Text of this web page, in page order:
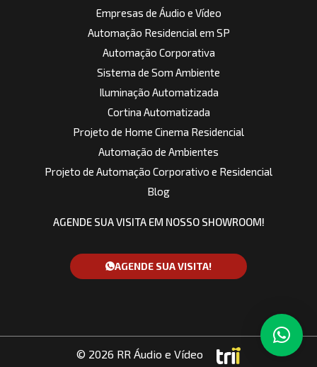
Empresas de Áudio e Vídeo
Automação Residencial em SP
Automação Corporativa
Sistema de Som Ambiente
Iluminação Automatizada
Cortina Automatizada
Projeto de Home Cinema Residencial
Automação de Ambientes
Projeto de Automação Corporativo e Residencial
Blog
AGENDE SUA VISITA EM NOSSO SHOWROOM!
AGENDE SUA VISITA!
© 2026 RR Áudio e Vídeo